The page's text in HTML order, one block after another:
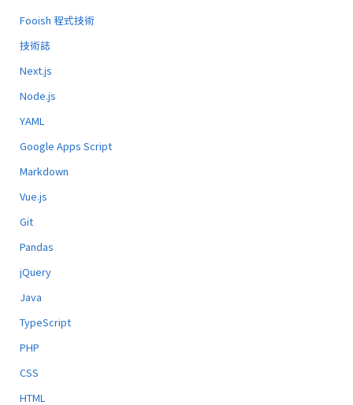
Fooish 程式技術
技術誌
Next.js
Node.js
YAML
Google Apps Script
Markdown
Vue.js
Git
Pandas
jQuery
Java
TypeScript
PHP
CSS
HTML